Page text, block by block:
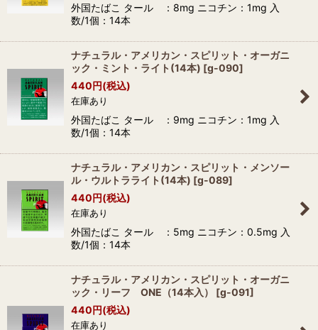
外国たばこ タール ：8mg ニコチン：1mg 入
数/1個：14本
ナチュラル・アメリカン・スピリット・オーガニ
ック・ミント・ライト(14本) [g-090]
440円(税込)
在庫あり
外国たばこ タール ：9mg ニコチン：1mg 入
数/1個：14本
ナチュラル・アメリカン・スピリット・メンソー
ル・ウルトラライト(14本) [g-089]
440円(税込)
在庫あり
外国たばこ タール ：5mg ニコチン：0.5mg 入
数/1個：14本
ナチュラル・アメリカン・スピリット・オーガニ
ック・リーフ ONE（14本入）
[g-091]
440円(税込)
在庫あり